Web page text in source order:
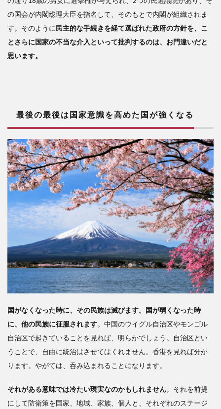
の国会が内閣総理大臣を指名して、そのもとで内閣が組織されま
す。そのように民主的な手続きを経て選ばれた政府の方針を、こ
とさらに国家の不当な介入といって批判するのは、お門違いだと
思います。
最後の最後は国家意識を高めた国が強くなる
国がなくなった時に、その民族は滅びます。国が弱くなった時
に、他の民族に征服されます。中国のウイグル自治区やモンゴル
自治区で起きていることを見れば、明らかでしょう。自治区とい
うことで、自由に統治はさせてはくれません。香港を見れば分か
ります。やがては、呑み込まれることになります。
それがある意味では冷たい現実なのかもしれません。それを前提
にして防衛策を国家、地域、家族、個人と、それぞれのステージ